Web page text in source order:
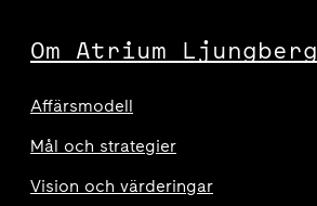
Om Atrium Ljungberg
Affärsmodell
Mål och strategier
Vision och värderingar